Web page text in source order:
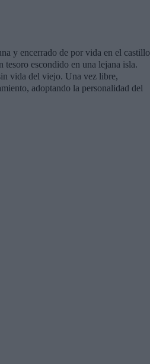
y encerrado de por vida en el castillo
escondido en una lejana isla.
vida del viejo. Una vez libre,
adoptando la personalidad del